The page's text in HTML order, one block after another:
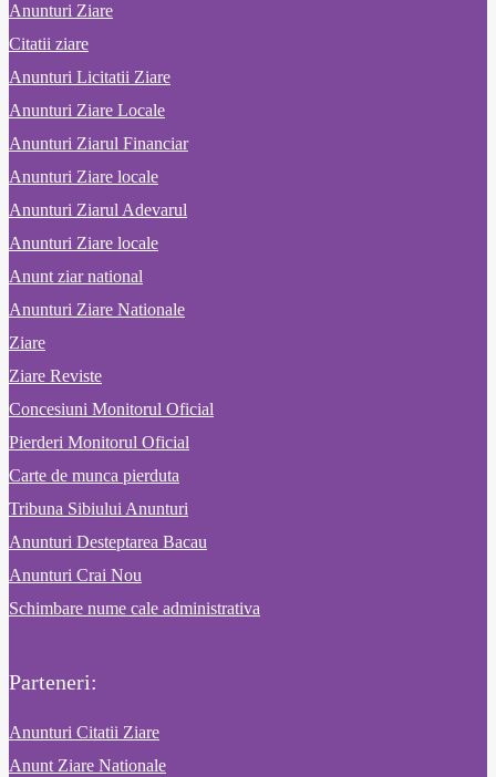
Anunturi Ziare
Citatii ziare
Anunturi Licitatii Ziare
Anunturi Ziare Locale
Anunturi Ziarul Financiar
Anunturi Ziare locale
Anunturi Ziarul Adevarul
Anunturi Ziare locale
Anunt ziar national
Anunturi Ziare Nationale
Ziare
Ziare Reviste
Concesiuni Monitorul Oficial
Pierderi Monitorul Oficial
Carte de munca pierduta
Tribuna Sibiului Anunturi
Anunturi Desteptarea Bacau
Anunturi Crai Nou
Schimbare nume cale administrativa
Parteneri:
Anunturi Citatii Ziare
Anunt Ziare Nationale